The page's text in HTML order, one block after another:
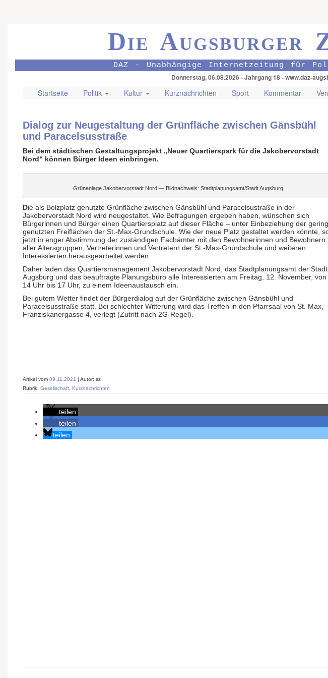
Die Augsburger
DAZ - Unabhängige Internetzeitung für
Donnerstag, 06.08.2026 - Jahrgang 18 - www.daz-
Startseite Politik Kultur Kurznachrichten Sport Kommentar
Dialog zur Neugestaltung der Grünfläche zwischen Gänsbühl
und Paracelsusstraße
Bei dem städtischen Gestaltungsprojekt „Neuer Quartierspark für die Jakobervorstadt
Nord“ können Bürger Ideen einbringen.
Grünanlage Jakobervorstadt Nord — Bildnachweis: Stadtplanungsamt/Stadt Augsburg
Die als Bolzplatz genutzte Grünfläche zwischen Gänsbühl und Paracelsustraße in der
Jakobervorstadt Nord wird neugestaltet. Wie Befragungen ergeben haben, wünschen sich
Bürgerinnen und Bürger einen Quartiersplatz auf dieser Fläche – unter Einbeziehung der gering
genutzten Freiflächen der St.-Max-Grundschule. Wie der neue Platz gestaltet werden könnte,
jetzt in enger Abstimmung der zuständigen Fachämter mit den Bewohnerinnen und Bewohnern
aller Altersgruppen, Vertreterinnen und Vertretern der St.-Max-Grundschule und weiteren
Interessierten herausgearbeitet werden.
Daher laden das Quartiersmanagement Jakobervorstadt Nord, das Stadtplanungsamt der Stadt
Augsburg und das beauftragte Planungsbüro alle Interessierten am Freitag, 12. November, von
14 Uhr bis 17 Uhr, zu einem Ideenaustausch ein.
Bei gutem Wetter findet der Bürgerdialog auf der Grünfläche zwischen Gänsbühl und
Paracelsusstraße statt. Bei schlechter Witterung wird das Treffen in den Pfarrsaal von St. Max,
Franziskanergasse 4, verlegt (Zutritt nach 2G-Regel).
Artikel vom 09.11.2021 | Autor: sz
Rubrik: Gesellschaft Kurznachrichten
teilen
teilen
teilen